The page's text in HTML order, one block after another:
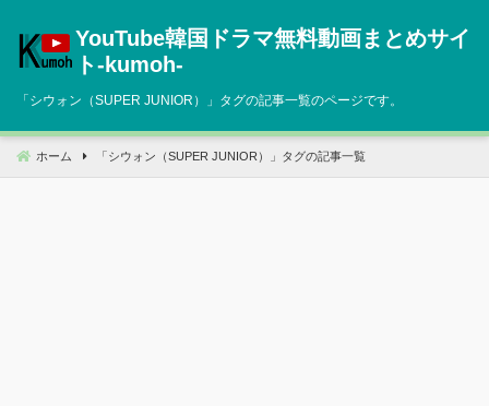
へ
動
YouTube韓国ドラマ無料動画まとめサイ
ト‐kumoh‐
「シウォン（SUPER JUNIOR） 」タグの記事一覧のページです。
ホーム 「 シウォン（SUPER JUNIOR） 」タグの記事一覧